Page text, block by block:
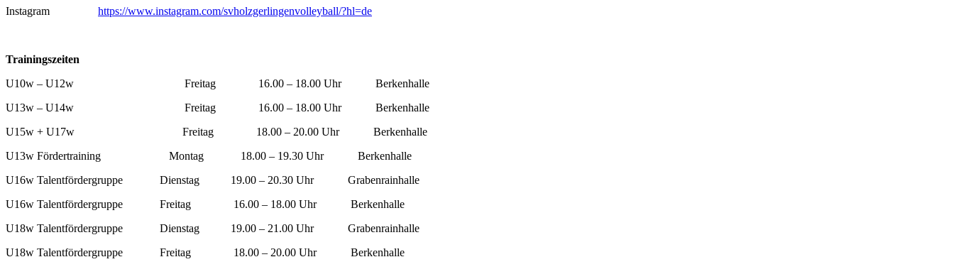
Instagram
https://www.instagram.com/svholzgerlingenvolleyball/?hl=de
Trainingszeiten
U10w – U12w
Freitag 16.00 – 18.00 Uhr
Berkenhalle
U13w – U14w
Freitag 16.00 – 18.00 Uhr
Berkenhalle
U15w + U17w
Freitag 18.00 – 20.00 Uhr
Berkenhalle
U13w Fördertraining
Montag 18.00 – 19.30 Uhr
Berkenhalle
U16w Talentfördergruppe
Dienstag 19.00 – 20.30 Uhr
Grabenrainhalle
U16w Talentfördergruppe
Freitag 16.00 – 18.00 Uhr
Berkenhalle
U18w Talentfördergruppe
Dienstag 19.00 – 21.00 Uhr
Grabenrainhalle
U18w Talentfördergruppe
Freitag 18.00 – 20.00 Uhr Berkenhalle